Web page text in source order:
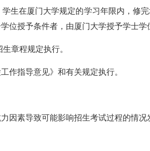
生在厦门大学规定的学习年限内，修
位授予条件者，由厦门大学授予学士学
章程规定执行。
作指导意见》和有关规定执行。
因素导致可能影响招生考试过程的情况